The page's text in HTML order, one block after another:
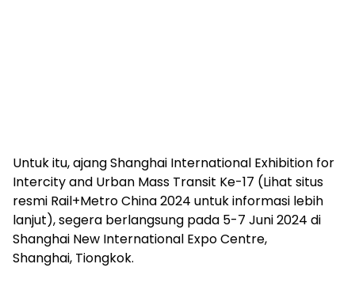
Untuk itu, ajang Shanghai International Exhibition for
Intercity and Urban Mass Transit Ke-17 (Lihat situs
resmi Rail+Metro China 2024 untuk informasi lebih
lanjut), segera berlangsung pada 5-7 Juni 2024 di
Shanghai New International Expo Centre,
Shanghai, Tiongkok.